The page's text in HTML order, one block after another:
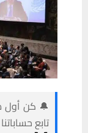
🔔 كن أول
تابع